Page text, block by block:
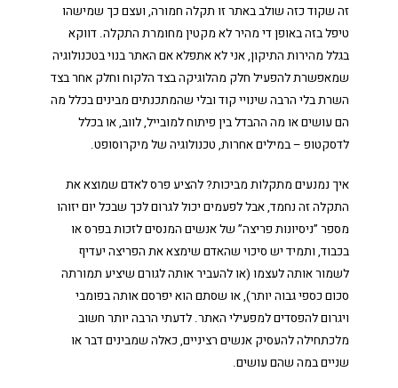
זה שקוד כזה שולב באתר זו תקלה חמורה, ועצם כך שמישהו
טיפל בזה באופן די מהיר לא מקטין מחומרת התקלה. דווקא
בגלל מהירות התיקון, אני לא אתפלא אם האתר בנוי בטכנולוגיה
שמאפשרת להפעיל חלק מהלוגיקה בצד הלקוח וחלק אחר בצד
השרת בלי הרבה שינויי קוד ובלי שהמתכנתים מבינים בכלל מה
הם עושים או מה ההבדל בין פיתוח למובייל, לווב, או בכלל
לדסקטופ – במילים אחרות, טכנולוגיה של מיקרוסופט.
איך נמנעים מתקלות מביכות? להציע פרס לאדם שמוצא את
התקלה זה נחמד, אבל לפעמים יכול לגרום לכך שבכל יום יזוהו
מספר ”ניסיונות פריצה” של אנשים המנסים לזכות בפרס או
בכבוד, ותמיד יש סיכוי שהאדם שימצא את הפריצה יעדיף
לשמור אותה לעצמו (או להעביר אותה לגורם שיציע תמורתה
סכום כספי גבוה יותר), או שסתם הוא יפרסם אותה בפומבי
ויגרום להפסדים למפעילי האתר. לדעתי הרבה יותר חשוב
מלכתחילה להעסיק אנשים רציניים, כאלה שמבינים דבר או
שניים במה שהם עושים.